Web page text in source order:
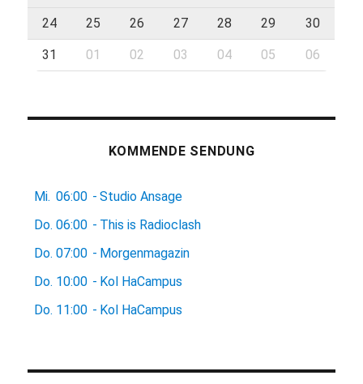
24 25 26 27 28 29 30
31 01 02 03 04 05 06
KOMMENDE SENDUNG
Mi. 06:00 - Studio Ansage
Do. 06:00 - This is Radioclash
Do. 07:00 - Morgenmagazin
Do. 10:00 - Kol HaCampus
Do. 11:00 - Kol HaCampus